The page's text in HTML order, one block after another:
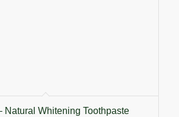
Natural Whitening Toothpaste